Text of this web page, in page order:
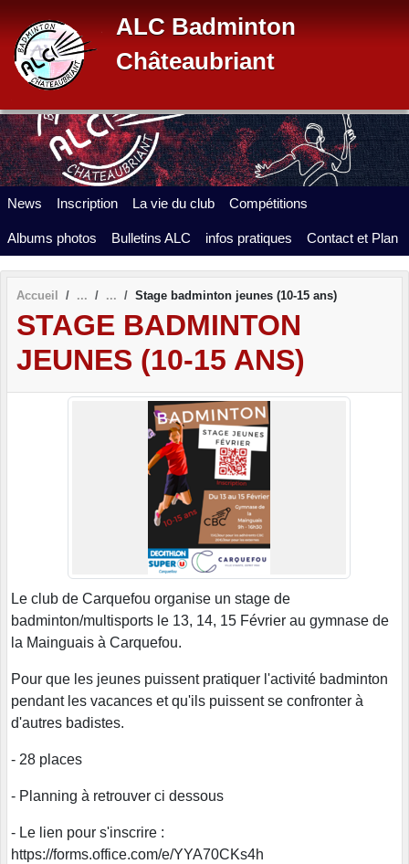
ALC Badminton
Châteaubriant
News Inscription La vie du club Compétitions
Albums photos Bulletins ALC infos pratiques Contact et Plan
Accueil Stage badminton jeunes (10-15 ans)
STAGE BADMINTON
JEUNES (10-15 ANS)
Le club de Carquefou organise un stage de
badminton/multisports le 13, 14, 15 Février au gymnase de
la Mainguais à Carquefou.
Pour que les jeunes puissent pratiquer l'activité badminton
pendant les vacances et qu'ils puissent se confronter à
d'autres badistes.
- 28 places
- Planning à retrouver ci dessous
- Le lien pour s'inscrire :
https://forms.office.com/e/YYA70CKs4h